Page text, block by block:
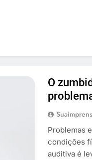
O
Problemas
condições
auditiva é